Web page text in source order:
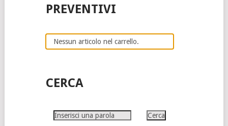
PREVENTIVI
Nessun articolo nel carrello.
CERCA